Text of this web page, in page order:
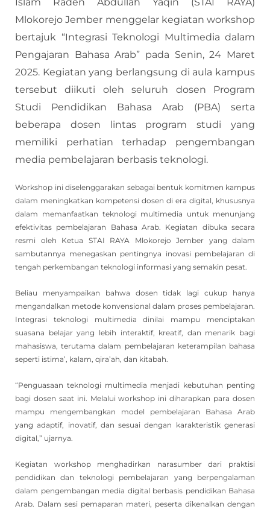
Mlokorejo Jember menggelar kegiatan workshop
bertajuk “Integrasi Teknologi Multimedia dalam
Pengajaran Bahasa Arab” pada Senin, 24 Maret
2025. Kegiatan yang berlangsung di aula kampus
tersebut diikuti oleh seluruh dosen Program
Studi Pendidikan Bahasa Arab (PBA) serta
beberapa dosen lintas program studi yang
memiliki perhatian terhadap pengembangan
media pembelajaran berbasis teknologi.
Workshop ini diselenggarakan sebagai bentuk komitmen kampus
dalam meningkatkan kompetensi dosen di era digital, khususnya
dalam memanfaatkan teknologi multimedia untuk menunjang
efektivitas pembelajaran Bahasa Arab. Kegiatan dibuka secara
resmi oleh Ketua STAI RAYA Mlokorejo Jember yang dalam
sambutannya menegaskan pentingnya inovasi pembelajaran di
tengah perkembangan teknologi informasi yang semakin pesat.
Beliau menyampaikan bahwa dosen tidak lagi cukup hanya
mengandalkan metode konvensional dalam proses pembelajaran.
Integrasi teknologi multimedia dinilai mampu menciptakan
suasana belajar yang lebih interaktif, kreatif, dan menarik bagi
mahasiswa, terutama dalam pembelajaran keterampilan bahasa
seperti istima’, kalam, qira’ah, dan kitabah.
“Penguasaan teknologi multimedia menjadi kebutuhan penting
bagi dosen saat ini. Melalui workshop ini diharapkan para dosen
mampu mengembangkan model pembelajaran Bahasa Arab
yang adaptif, inovatif, dan sesuai dengan karakteristik generasi
digital,” ujarnya.
Kegiatan workshop menghadirkan narasumber dari praktisi
pendidikan dan teknologi pembelajaran yang berpengalaman
dalam pengembangan media digital berbasis pendidikan Bahasa
Arab. Dalam sesi pemaparan materi, peserta dikenalkan dengan